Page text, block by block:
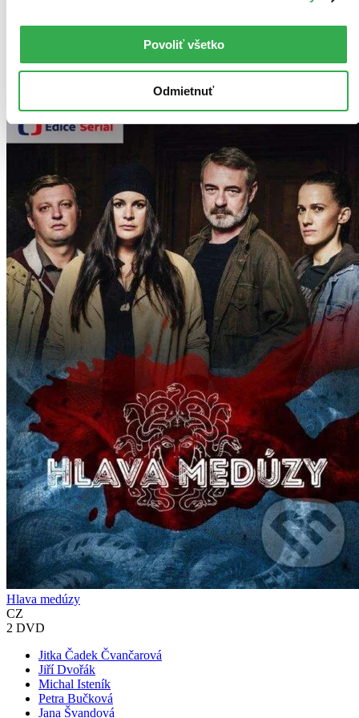
Povoliť všetko
Odmietnuť
posnažíme sa aj trochu rýchlejšie!
Hlava medúzy
CZ
2 DVD
Jitka Čadek Čvančarová
Jiří Dvořák
Michal Isteník
Petra Bučková
Jana Švandová